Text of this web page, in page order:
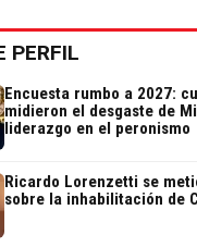
PERFIL
Encuesta rumbo a 2027:
midieron el desgaste de
liderazgo en el peronismo
Ricardo Lorenzetti se
sobre la inhabilitación de